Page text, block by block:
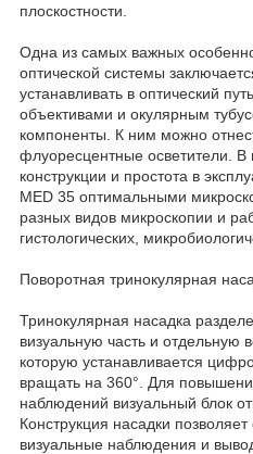
плоскостности.
Одна из самых важных
оптической системы
устанавливать в оптический
объективами и окулярным
компоненты. К ним можно
флуоресцентные осветители. В
конструкции и простота в
MED 35 оптимальными
разных видов микроскопии и
гистологических,
Поворотная тринокулярная
Тринокулярная насадка
визуальную часть и отдельную
которую устанавливается
вращать на 360°. Для
наблюдений визуальный блок
Конструкция насадки
визуальные наблюдения и